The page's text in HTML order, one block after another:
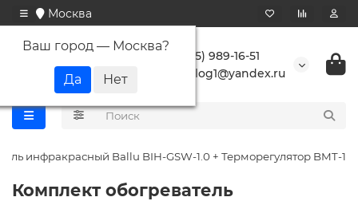
Москва
Ваш город — Москва?
+7 (495) 989-16-51
buranlog1@yandex.ru
инфракрасный Ballu BIH-GSW-1.0 + Терморегулятор BMT-1
Комплект обогреватель